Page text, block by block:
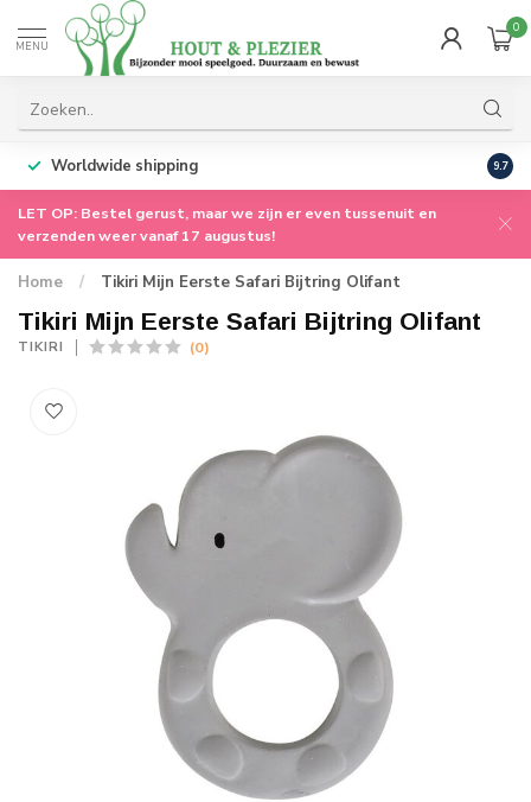
MENU
0
Worldwide shipping 9.7
LET OP: Bestel gerust, maar we zijn er even tussenuit en
verzenden weer vanaf 17 augustus!
Home / Tikiri Mijn Eerste Safari Bijtring Olifant
Tikiri Mijn Eerste Safari Bijtring Olifant
TIKIRI (0)